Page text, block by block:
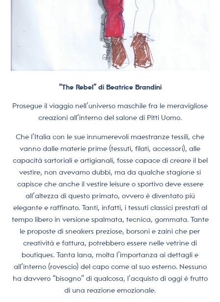
“The Rebel” di Beatrice Brandini
Prosegue il viaggio nell’universo maschile fra le meravigliose
creazioni all’interno del salone di Pitti Uomo.
Che l’Italia con le sue innumerevoli maestranze tessili, che
vanno dalle materie prime (tessuti, filati, accessori), alle
capacità sartoriali e artigianali, fosse capace di creare il bel
vestire, non avevamo dubbi, ma da qualche stagione si
capisce che anche il vestire leisure o sportivo deve essere
all’altezza di questo primato, ovvero è diventato più
elegante e raffinato. Tanti, infatti, i tessuti classici prestati al
tempo libero in versione spalmata, tecnica, gommata. Tante
le proposte di sneakers preziose, borsoni e zaini che per
creatività e fattura, potrebbero essere nelle vetrine di
boutiques. Tanta lana, molta l’importanza ai dettagli e
all’interno (rovescio) del capo come al suo esterno. Nessuno
ha davvero “bisogno” di qualcosa, l’acquisto di oggi è frutto
di una reazione emozionale.